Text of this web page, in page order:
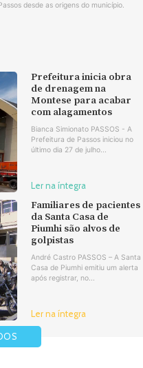
desde as origens do município.
Prefeitura inicia obra
de drenagem na
Montese para acabar
com alagamentos
Bianca Simionato PASSOS - A
Prefeitura de Passos iniciou no
último dia 27 de julho...
Ler na íntegra
Familiares de pacientes
da Santa Casa de
Piumhi são alvos de
golpistas
André Castro PASSOS – A Santa
Casa de Piumhi emitiu um alerta
após registrar, no...
Ler na íntegra